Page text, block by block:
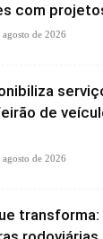
com
agosto de 2026
de
agosto de 2026